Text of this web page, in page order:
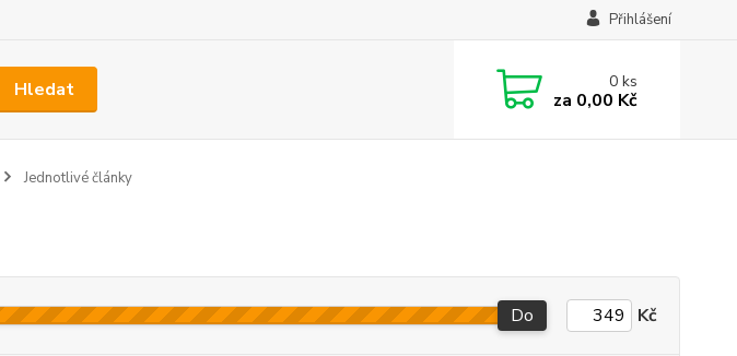
Přihlášení
Hledat 0ks
za 0,00 Kč
Jednotlivé články
Do Kč